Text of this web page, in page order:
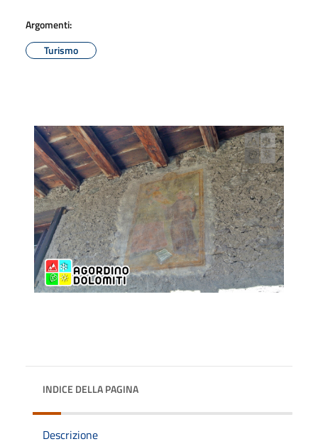
Argomenti:
Turismo
INDICE DELLA PAGINA
Descrizione